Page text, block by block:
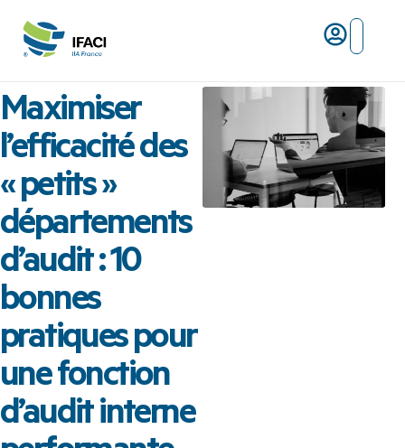
Maximiser
l’efficacité des
« petits »
départements
d’audit : 10
bonnes
pratiques pour
une fonction
d’audit interne